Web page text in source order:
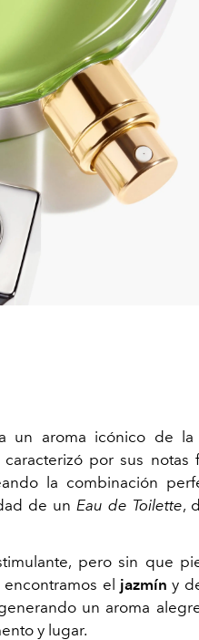
un aroma icónico de la
por sus notas
la combinación
de un Eau de Toilette,
pero sin que
el jazmíny
un aroma
y lugar.